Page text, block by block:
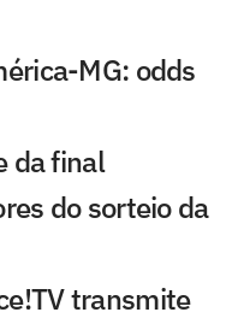
MG: odds
da final
do sorteio da
transmite